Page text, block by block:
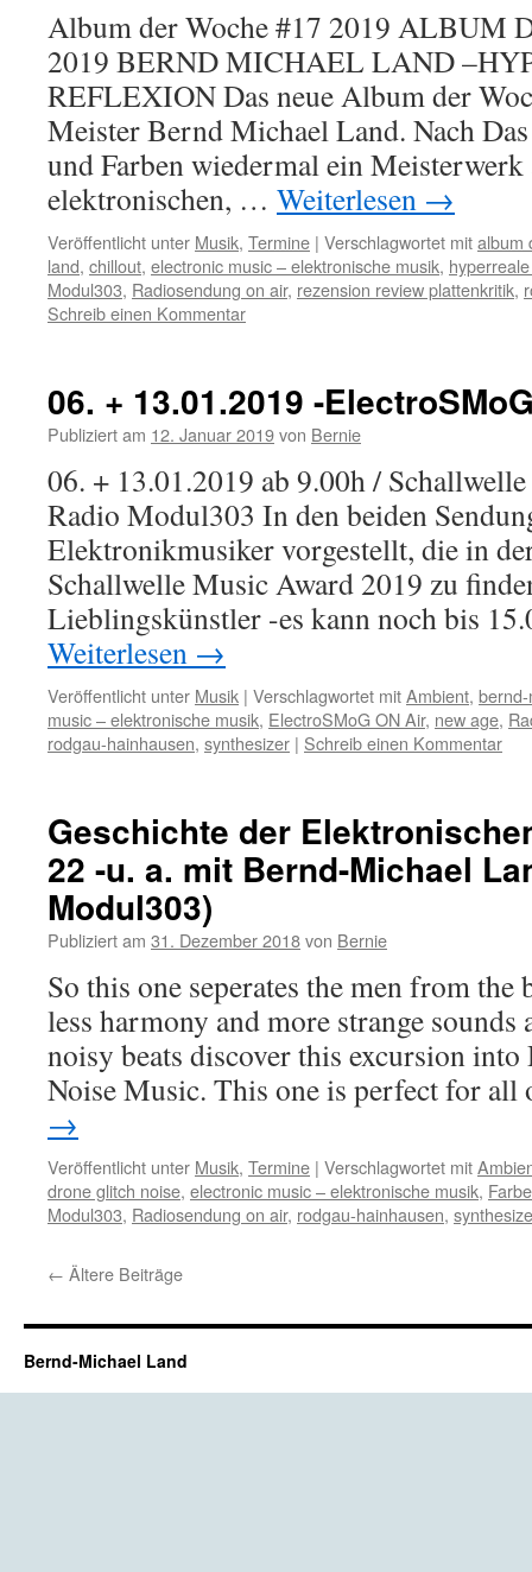
Album der Woche #17 2019 ALBUM
2019 BERND MICHAEL LAND
REFLEXION Das neue Album der
Meister Bernd Michael Land. Nach
und Farben wiedermal ein Meisterwerk
elektronischen, … Weiterlesen →
Veröffentlicht unter Musik, Termine | Verschlagwortet mitalbum
land, chillout, electronic music – elektronische musik,
Modul303, Radiosendung on air, rezension review plattenkritik,
Schreib einen Kommentar
06. + 13.01.2019 -
Publiziert am 12. Januar 2019von Bernie
06. + 13.01.2019 ab 9.00h /
Radio Modul303 In den beiden
Elektronikmusiker vorgestellt, die in
Schallwelle Music Award 2019 zu
Lieblingskünstler -es kann noch bis
Weiterlesen →
Veröffentlicht unter Musik | Verschlagwortet mitAmbient,
music – elektronische musik, ElectroSMoG ON Air, new age,
rodgau-hainhausen, synthesizer | Schreib einen Kommentar
Geschichte der
22 -u. a. mit Bernd-Michael
Modul303)
Publiziert am 31. Dezember 2018von Bernie
So this one seperates the men from
less harmony and more strange sounds
noisy beats discover this excursion
Noise Music. This one is perfect for
→
Veröffentlicht unter Musik, Termine | Verschlagwortet mit
drone glitch noise, electronic music – elektronische musik,
Modul303, Radiosendung on air, rodgau-hainhausen,
← Ältere Beiträge
Bernd-Michael Land